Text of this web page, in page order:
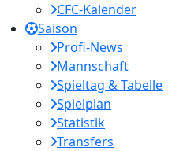
CFC-Kalender
Saison
Profi-News
Mannschaft
Spieltag & Tabelle
Spielplan
Statistik
Transfers